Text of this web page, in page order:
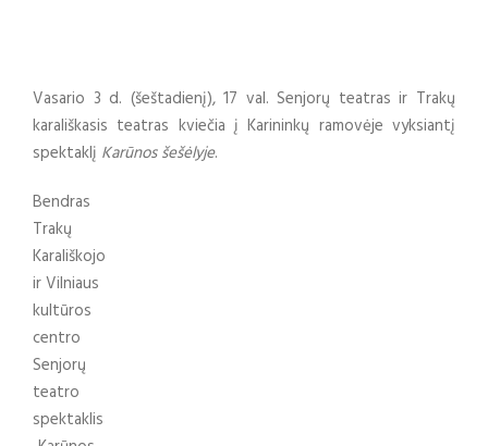
Vasario 3 d. (šeštadienį), 17 val. Senjorų teatras ir Trakų
karališkasis teatras kviečia į Karininkų ramovėje vyksiantį
spektaklį Karūnos šešėlyje.
Bendras
Trakų
Karališkojo
ir Vilniaus
kultūros
centro
Senjorų
teatro
spektaklis